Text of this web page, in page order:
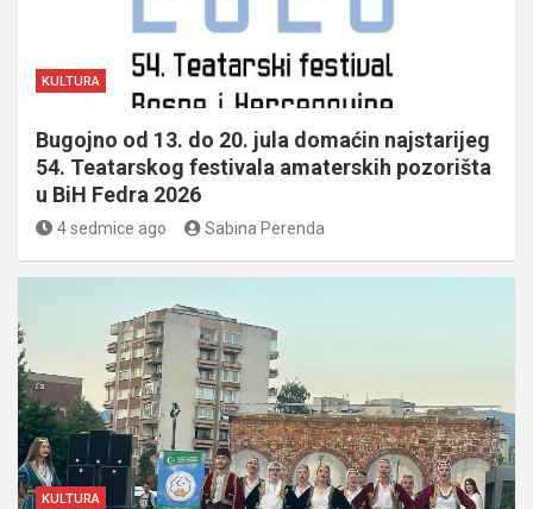
KULTURA
Bugojno od 13. do 20. jula domaćin najstarijeg
54. Teatarskog festivala amaterskih pozorišta
u BiH Fedra 2026
4 sedmice ago Sabina Perenda
KULTURA